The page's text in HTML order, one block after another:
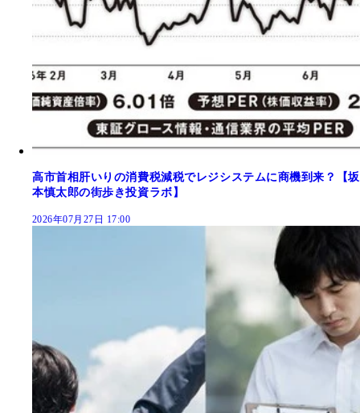
高市首相肝いりの消費税減税でレジシステムに商機到来？【坂
本慎太郎の街歩き投資ラボ】
2026年07月27日 17:00